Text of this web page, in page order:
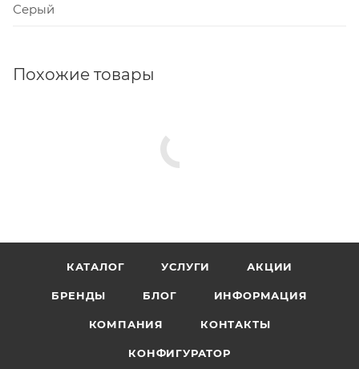
Серый
Похожие товары
КАТАЛОГ УСЛУГИ АКЦИИ
БРЕНДЫ БЛОГ ИНФОРМАЦИЯ
КОМПАНИЯ КОНТАКТЫ
КОНФИГУРАТОР